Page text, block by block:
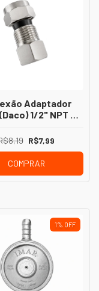
Adaptador
1/2" NPT –
de Gás
R$7,99
COMPRAR
1% OFF